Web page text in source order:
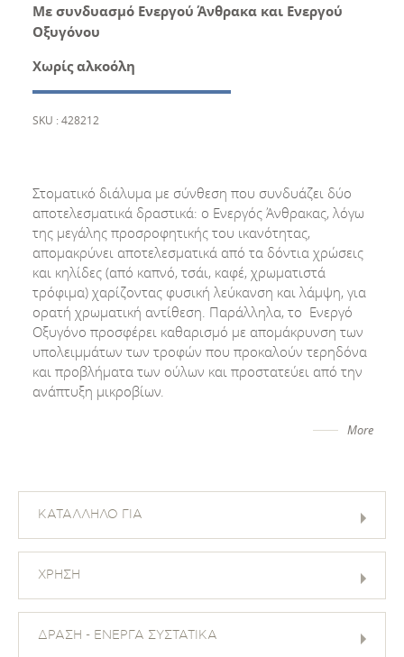
Με συνδυασμό Ενεργού Άνθρακα και Ενεργού
Οξυγόνου
Χωρίς αλκοόλη
SKU : 428212
Στοματικό διάλυμα με σύνθεση που συνδυάζει δύο
αποτελεσματικά δραστικά: ο Ενεργός Άνθρακας, λόγω
της μεγάλης προσροφητικής του ικανότητας,
απομακρύνει αποτελεσματικά από τα δόντια χρώσεις
και κηλίδες (από καπνό, τσάι, καφέ, χρωματιστά
τρόφιμα) χαρίζοντας φυσική λεύκανση και λάμψη, για
ορατή χρωματική αντίθεση. Παράλληλα, το Ενεργό
Οξυγόνο προσφέρει καθαρισμό με απομάκρυνση των
υπολειμμάτων των τροφών που προκαλούν τερηδόνα
και προβλήματα των ούλων και προστατεύει από την
ανάπτυξη μικροβίων.
More
ΚΑΤΑΛΛΗΛΟ ΓΙΑ
ΧΡΗΣΗ
ΔΡΑΣΗ - ΕΝΕΡΓΑ ΣΥΣΤΑΤΙΚΑ